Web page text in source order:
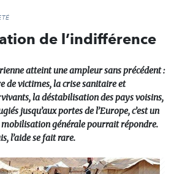
l'engagement
de l’indifférence
atteint une ampleur sans précédent :
de victimes, la crise sanitaire et
la déstabilisation des pays voisins,
jusqu’aux portes de l’Europe, c’est un
mobilisation générale pourrait répondre.
l’aide se fait rare.